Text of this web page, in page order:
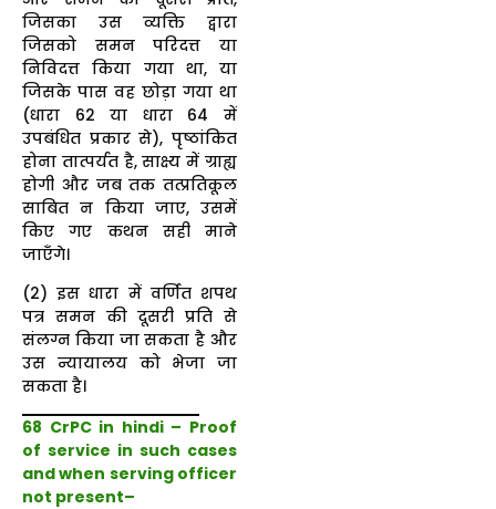
जिसका उस व्यक्ति द्वारा
जिसको समन परिदत्त या
निविदत्त किया गया था, या
जिसके पास वह छोड़ा गया था
(धारा 62 या धारा 64 में
उपबंधित प्रकार से), पृष्ठांकित
होना तात्पर्यत है, साक्ष्य में ग्राह्य
होगी और जब तक तत्प्रतिकूल
साबित न किया जाए, उसमें
किए गए कथन सही माने
जाएँगे।
(2) इस धारा में वर्णित शपथ
पत्र समन की दूसरी प्रति से
संलग्न किया जा सकता है और
उस न्यायालय को भेजा जा
सकता है।
68 CrPC in hindi – Proof
of service in such cases
and when serving officer
not present–